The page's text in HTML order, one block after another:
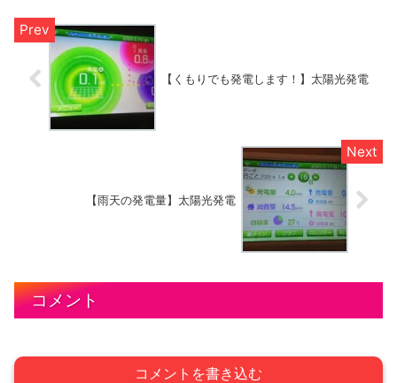
【くもりでも発電します！】太陽光発電
【雨天の発電量】太陽光発電
コメント
コメントを書き込む